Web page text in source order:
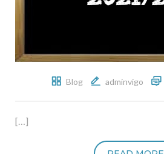
Blog adminvigo
[…]